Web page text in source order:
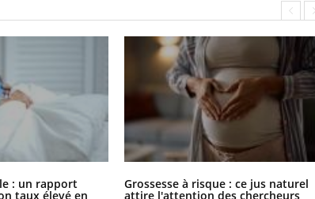
: un rapport
taux élevé en
Grossesse à risque : ce jus naturel
attire l'attention des chercheurs